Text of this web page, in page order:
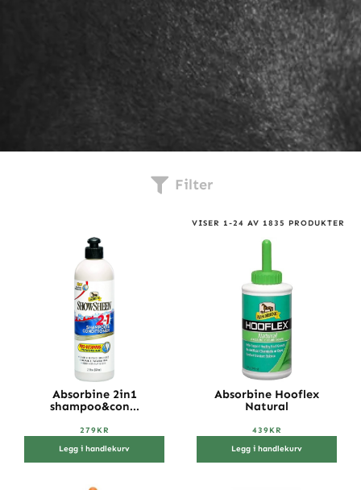
Filter
VISER 1-24 AV 1835 PRODUKTER
Absorbine 2in1
shampoo&con...
279KR
Legg i handlekurv
Absorbine Hooflex
Natural
439KR
Legg i handlekurv